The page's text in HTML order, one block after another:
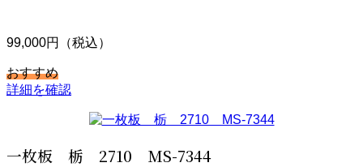
99,000円（税込）
おすすめ
詳細を確認
一枚板 栃 2710 MS-7344